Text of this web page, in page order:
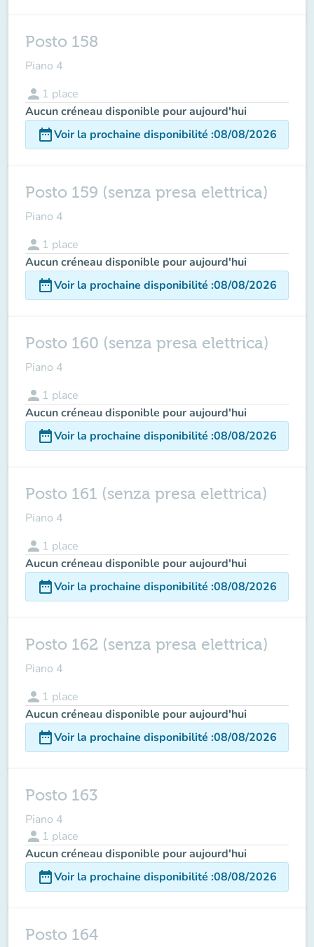
Posto 158
Piano 4
person 1 place
Aucun créneau disponible pour aujourd'hui
date_rangeVoir la prochaine disponibilité :08/08/2026
Posto 159 (senza presa elettrica)
Piano 4
person 1 place
Aucun créneau disponible pour aujourd'hui
date_rangeVoir la prochaine disponibilité :08/08/2026
Posto 160 (senza presa elettrica)
Piano 4
person 1 place
Aucun créneau disponible pour aujourd'hui
date_rangeVoir la prochaine disponibilité :08/08/2026
Posto 161 (senza presa elettrica)
Piano 4
person 1 place
Aucun créneau disponible pour aujourd'hui
date_rangeVoir la prochaine disponibilité :08/08/2026
Posto 162 (senza presa elettrica)
Piano 4
person 1 place
Aucun créneau disponible pour aujourd'hui
date_rangeVoir la prochaine disponibilité :08/08/2026
Posto 163
Piano 4
person 1 place
Aucun créneau disponible pour aujourd'hui
date_rangeVoir la prochaine disponibilité :08/08/2026
Posto 164